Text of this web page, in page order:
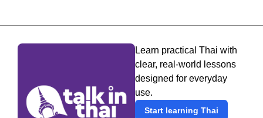
Learn practical Thai with
clear, real-world lessons
designed for everyday
use.
Start learning Thai